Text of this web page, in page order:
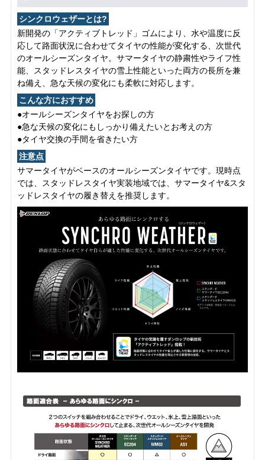
シンクロウェザーとは?
新開発の「アクティブトレッド」ゴムにより、水や温度に反
応して路面状況に合わせてタイヤの性能が変化する、次世代
のオールシーズンタイヤ。サマータイヤの静粛性やライフ性
能、スタッドレスタイヤの雪上性能といった両方の長所を兼
ね備え、急な天候の変化にも柔軟に対応します。
こんな方におすすめ
●オールシーズンタイヤをお探しの方
●急な天候の変化にもしっかり備えたいとお考えの方
●タイヤ交換の手間を省きたい方
注意点
サマータイヤがベースのオールシーズンタイヤです。現時点
では、スタッドレスタイヤ実装地域では、サマータイヤ&スタ
ッドレスタイヤの履き替えを推奨します。